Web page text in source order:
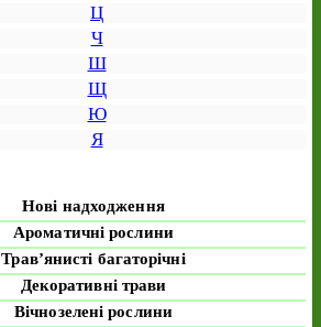
Ц
Ч
Ш
Щ
Ю
Я
Нові надходження
Ароматичні рослини
Трав’янисті багаторічні
Декоративні трави
Вічнозелені рослини